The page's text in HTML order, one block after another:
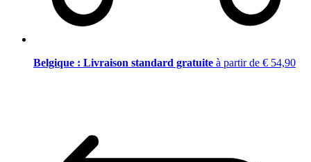
Belgique : Livraison standard gratuite à partir de € 54,90